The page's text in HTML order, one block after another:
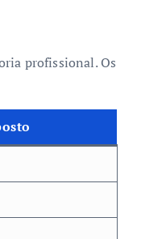
profissional. Os